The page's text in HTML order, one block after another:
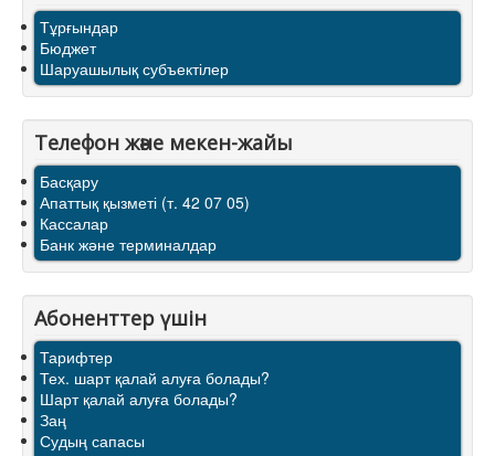
Тұрғындар
Бюджет
Шаруашылық субъектілер
Телефон және мекен-жайы
Басқару
Апаттық қызметі (т. 42 07 05)
Кассалар
Банк және терминалдар
Абоненттер үшін
Тарифтер
Тех. шарт қалай алуға болады?
Шарт қалай алуға болады?
Заң
Судың сапасы